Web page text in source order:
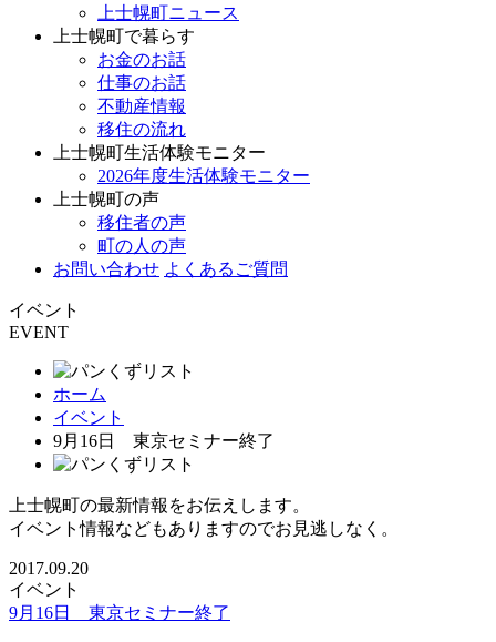
上士幌町ニュース
上士幌町で暮らす
お金のお話
仕事のお話
不動産情報
移住の流れ
上士幌町生活体験モニター
2026年度生活体験モニター
上士幌町の声
移住者の声
町の人の声
お問い合わせ よくあるご質問
イベント
EVENT
ホーム
イベント
9月16日 東京セミナー終了
上士幌町の最新情報をお伝えします。
イベント情報などもありますのでお見逃しなく。
2017.09.20
イベント
9月16日 東京セミナー終了